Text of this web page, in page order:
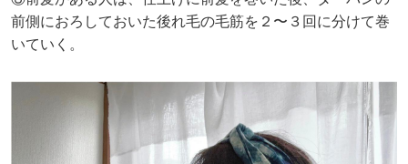
前側におろしておいた後れ毛の毛筋を２〜３回に分けて巻
いていく。